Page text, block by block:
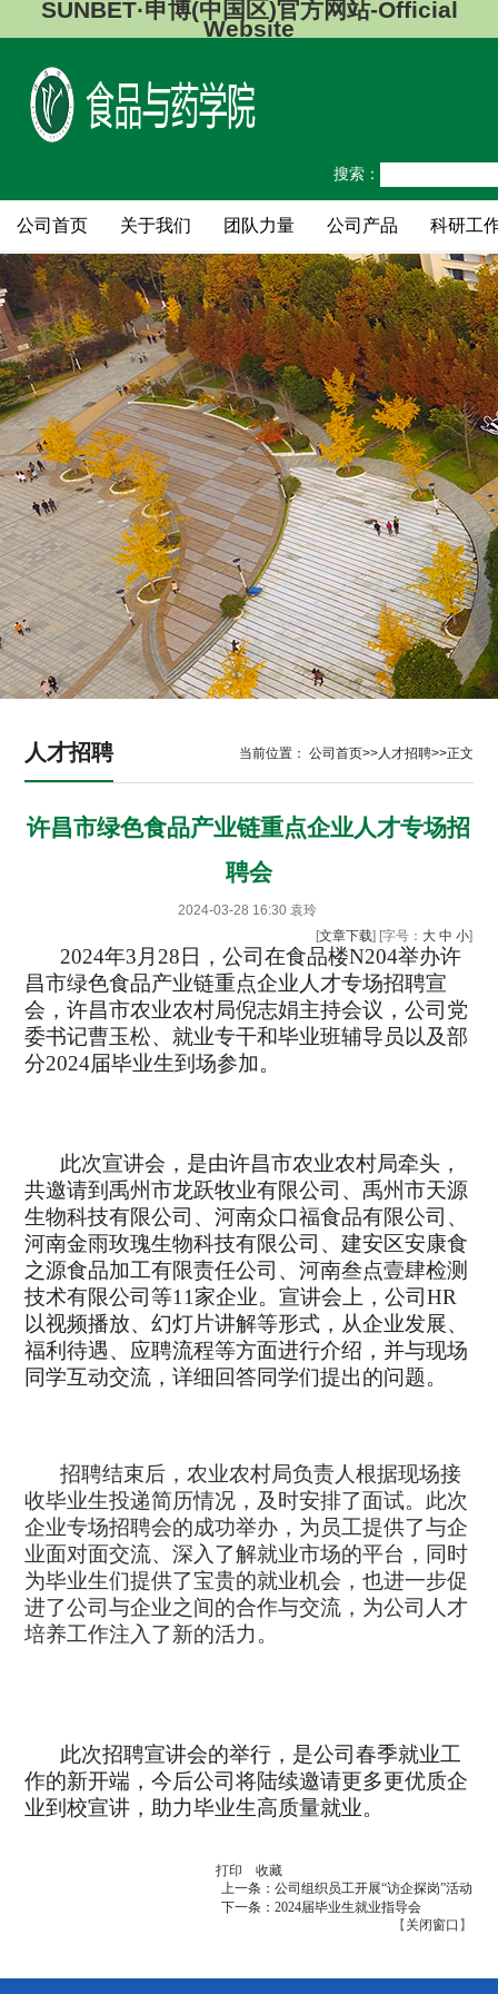
SUNBET·申博(中国区)官方网站-Official
Website
搜索：
公司首页 关于我们 团队力量 公司产品 科研工
人才招聘 当前位置： 公司首页>>人才招聘>>正文
许昌市绿色食品产业链重点企业人才专场招
聘会
2024-03-28 16:30 袁玲
[文章下载] [字号： 大 中 小]
2024年3月 28 日，公司在食品楼N204举办许
昌市绿色食品产业链重点企业人才专场招聘宣
会 ，许昌市农业农村局倪志娟主持会议，公司党
委书记曹玉松、 就业专干和毕业班辅导员以及部
分2024届毕业生到场参加。
此次宣讲会， 是由许昌市农业农村局牵头，
共邀请到 禹州市龙跃牧业有限公司、 禹州市天源
生物科技有限公司、河南众口福食品有限公司 、
河南金雨玫瑰生物科技有限公司 、建安区安康食
之源食品加工有限责任公司 、河南叁点壹肆检测
技术有限公司等11 家企业。宣讲会上，公司HR
以视频播放、幻灯片讲解等形式，从企业发展、
福利待遇、应聘流程等方面进行介绍，并与现场
同学互动交流，详细回答同学们提出的问题。
招聘结束后，农业农村局负责人根据现场接
收毕业生投递简历情况，及时安排了面试。此次
企业专场招聘会的成功举办，为员工提供了与企
业面对面交流、深入了解就业市场的平台，同时
为毕业生们提供了宝贵的就业机会，也进一步促
进了公司与企业之间的合作与交流，为公司人才
培养工作注入了新的活力。
此次招聘宣讲会的举行，是公司春季就业工
作的新开端，今后公司将陆续邀请更多更优质企
业到校宣讲，助力毕业生高质量就业。
打印
收藏
上一条：公司组织员工开展“访企探岗”活动
下一条：2024届毕业生就业指导会
【 关闭窗口 】